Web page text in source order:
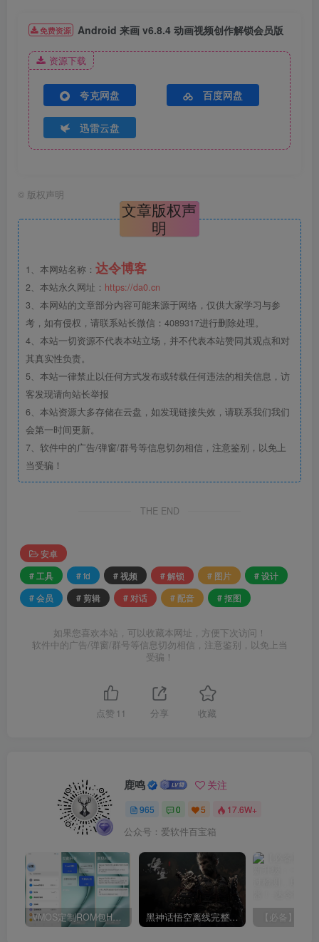
免费资源 Android 来画 v6.8.4 动画视频创作解锁会员版
资源下载
夸克网盘 百度网盘
迅雷云盘
© 版权声明
文章版权声
明
1、本网站名称： 达令博客
2、本站永久网址： https://da0.cn
3、本网站的文章部分内容可能来源于网络，仅供大家学习与参
考，如有侵权，请联系站长微信：4089317进行删除处理。
4、本站一切资源不代表本站立场，并不代表本站赞同其观点和对
其真实性负责。
5、本站一律禁止以任何方式发布或转载任何违法的相关信息，访
客发现请向站长举报
6、本站资源大多存储在云盘，如发现链接失效，请联系我们我们
会第一时间更新。
7、软件中的广告/弹窗/群号等信息切勿相信，注意鉴别，以免上
当受骗！
THE END
安卓
# 工具
# fd # 视频 # 解锁 # 图片
# 设计
# 会员
# 剪辑 # 对话 # 配音 # 抠图
如果您喜欢本站，可以收藏本网址，方便下次访问！
软件中的广告/弹窗/群号等信息切勿相信，注意鉴别，以免上当
受骗！
点赞 11 分享 收藏
鹿鸣 关注
965 0 5 17.6W+
公众号：爱软件百宝箱
黑神话悟空离线完整版+修改器